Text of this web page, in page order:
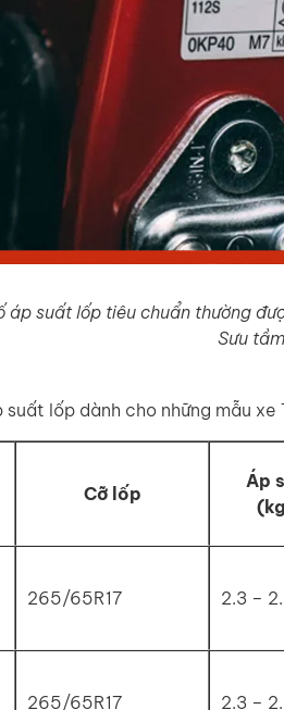
áp suất lốp tiêu chuẩn thường
Sưu
suất lốp dành cho những mẫu
Cỡ lốp
Áp
265/65R17 2.3 –
265/65R17 2.3 –